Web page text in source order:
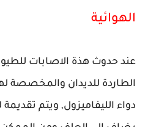
الهوائية
عند حدوث هذة الاصابات
الطاردة للديدان والمخصصة
دواء الليفاميزول, ويتم